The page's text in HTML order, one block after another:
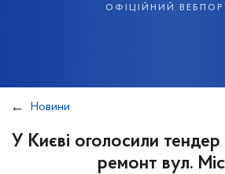
офіційний
Новини
У Києві оголосили тендер
ремонт вул.